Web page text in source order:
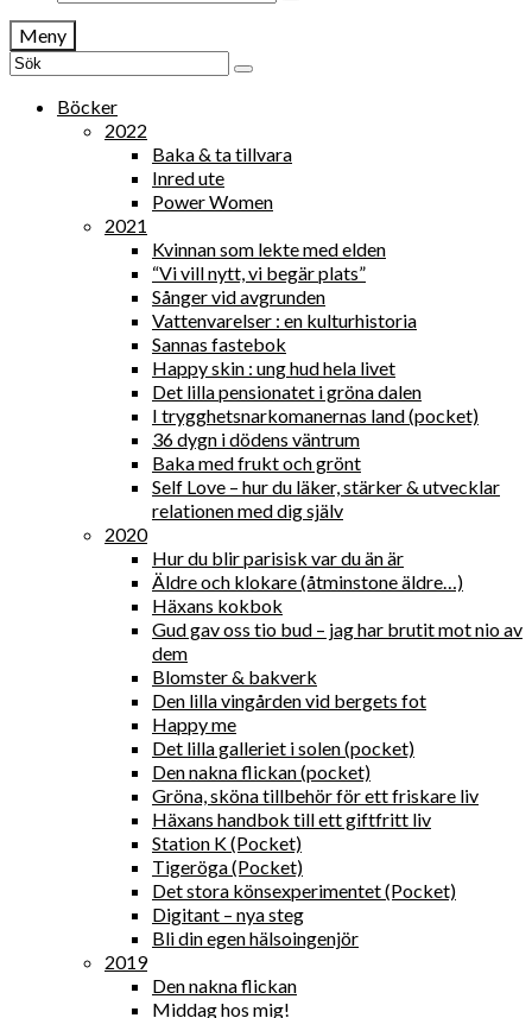
Meny
Search
Böcker
2022
Baka & ta tillvara
Inred ute
Power Women
2021
Kvinnan som lekte med elden
“Vi vill nytt, vi begär plats”
Sånger vid avgrunden
Vattenvarelser : en kulturhistoria
Sannas fastebok
Happy skin : ung hud hela livet
Det lilla pensionatet i gröna dalen
I trygghetsnarkomanernas land (pocket)
36 dygn i dödens väntrum
Baka med frukt och grönt
Self Love – hur du läker, stärker & utvecklar
relationen med dig själv
2020
Hur du blir parisisk var du än är
Äldre och klokare (åtminstone äldre…)
Häxans kokbok
Gud gav oss tio bud – jag har brutit mot nio av
dem
Blomster & bakverk
Den lilla vingården vid bergets fot
Happy me
Det lilla galleriet i solen (pocket)
Den nakna flickan (pocket)
Gröna, sköna tillbehör för ett friskare liv
Häxans handbok till ett giftfritt liv
Station K (Pocket)
Tigeröga (Pocket)
Det stora könsexperimentet (Pocket)
Digitant – nya steg
Bli din egen hälsoingenjör
2019
Den nakna flickan
Middag hos mig!